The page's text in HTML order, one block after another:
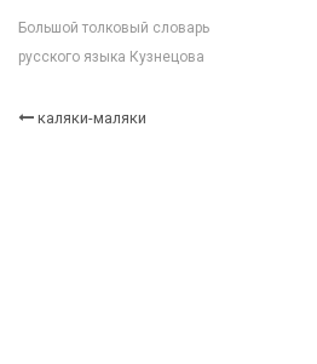
Большой толковый словарь
русского языка Кузнецова
каляки-маляки